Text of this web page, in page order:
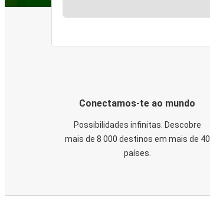
Conectamos-te ao mundo
Possibilidades infinitas. Descobre
mais de 8 000 destinos em mais de 40
países.